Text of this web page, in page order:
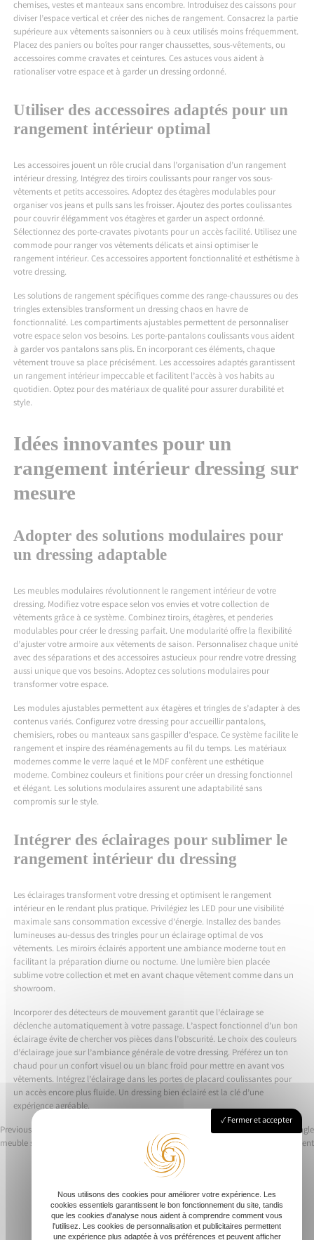
chemises, vestes et manteaux sans encombre. Introduisez des caissons pour
diviser l’espace vertical et créer des niches de rangement. Consacrez la partie
supérieure aux vêtements saisonniers ou à ceux utilisés moins fréquemment.
Placez des paniers ou boîtes pour ranger chaussettes, sous-vêtements, ou
accessoires comme cravates et ceintures. Ces astuces vous aident à
rationaliser votre espace et à garder un dressing ordonné.
Utiliser des accessoires adaptés pour un
rangement intérieur optimal
Les accessoires jouent un rôle crucial dans l’organisation d’un rangement
intérieur dressing. Intégrez des tiroirs coulissants pour ranger vos sous-
vêtements et petits accessoires. Adoptez des étagères modulables pour
organiser vos jeans et pulls sans les froisser. Ajoutez des portes coulissantes
pour couvrir élégamment vos étagères et garder un aspect ordonné.
Sélectionnez des porte-cravates pivotants pour un accès facilité. Utilisez une
commode pour ranger vos vêtements délicats et ainsi optimiser le
rangement intérieur. Ces accessoires apportent fonctionnalité et esthétisme à
votre dressing.
Les solutions de rangement spécifiques comme des range-chaussures ou des
tringles extensibles transforment un dressing chaos en havre de
fonctionnalité. Les compartiments ajustables permettent de personnaliser
votre espace selon vos besoins. Les porte-pantalons coulissants vous aident
à garder vos pantalons sans plis. En incorporant ces éléments, chaque
vêtement trouve sa place précisément. Les accessoires adaptés garantissent
un rangement intérieur impeccable et facilitent l’accès à vos habits au
quotidien. Optez pour des matériaux de qualité pour assurer durabilité et
style.
Idées innovantes pour un
rangement intérieur dressing sur
mesure
Adopter des solutions modulaires pour
un dressing adaptable
Les meubles modulaires révolutionnent le rangement intérieur de votre
dressing. Modifiez votre espace selon vos envies et votre collection de
vêtements grâce à ce système. Combinez tiroirs, étagères, et penderies
modulables pour créer le dressing parfait. Une modularité offre la flexibilité
d’ajuster votre armoire aux vêtements de saison. Personnalisez chaque unité
avec des séparations et des accessoires astucieux pour rendre votre dressing
aussi unique que vos besoins. Adoptez ces solutions modulaires pour
transformer votre espace.
Les modules ajustables permettent aux étagères et tringles de s’adapter à des
contenus variés. Configurez votre dressing pour accueillir pantalons,
chemisiers, robes ou manteaux sans gaspiller d’espace. Ce système facilite le
rangement et inspire des réaménagements au fil du temps. Les matériaux
modernes comme le verre laqué et le MDF confèrent une esthétique
moderne. Combinez couleurs et finitions pour créer un dressing fonctionnel
et élégant. Les solutions modulaires assurent une adaptabilité sans
compromis sur le style.
Intégrer des éclairages pour sublimer le
rangement intérieur du dressing
Les éclairages transforment votre dressing et optimisent le rangement
intérieur en le rendant plus pratique. Privilégiez les LED pour une visibilité
maximale sans consommation excessive d’énergie. Installez des bandes
lumineuses au-dessus des tringles pour un éclairage optimal de vos
vêtements. Les miroirs éclairés apportent une ambiance moderne tout en
facilitant la préparation diurne ou nocturne. Une lumière bien placée
sublime votre collection et met en avant chaque vêtement comme dans un
showroom.
Incorporer des détecteurs de mouvement garantit que l’éclairage se
déclenche automatiquement à votre passage. L’aspect fonctionnel d’un bon
éclairage évite de chercher vos pièces dans l’obscurité. Le choix des couleurs
d’éclairage joue sur l’ambiance générale de votre dressing. Préférez un ton
chaud pour un confort visuel ou un blanc froid pour mettre en avant vos
vêtements. Intégrez l’éclairage dans les portes de placard coulissantes pour
un accès encore plus fluide. Un dressing bien éclairé est la clé d’une
expérience agréable.
l’article
Previous:
meuble sous escalier sur mesure
Next:
Comment créer un dressing angle
sur mesure facilement
Accueil
Fermer et accepter
Nous utilisons des cookies pour améliorer votre expérience. Les
cookies essentiels garantissent le bon fonctionnement du site, tandis
que les cookies d'analyse nous aident à comprendre comment vous
l'utilisez. Les cookies de personnalisation et publicitaires permettent
une expérience plus adaptée à vos préférences et peuvent afficher